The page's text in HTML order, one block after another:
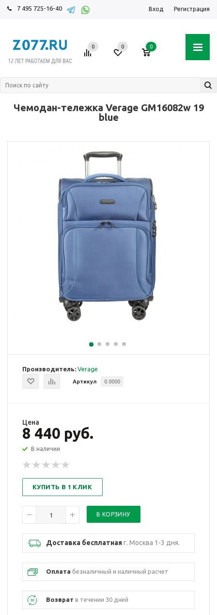
7 495 725-16-40 Вход Регистрация
0 0 0
Чемодан-тележка Verage GM16082w 19
blue
Производитель: Verage
Артикул 0.0000
Цена
8 440 руб.
В наличии
КУПИТЬ В 1 КЛИК
Доставка бесплатнаяг. Москва 1-3 дня.
Оплата безналичный и наличный расчет
Возврат в течении 30 дней